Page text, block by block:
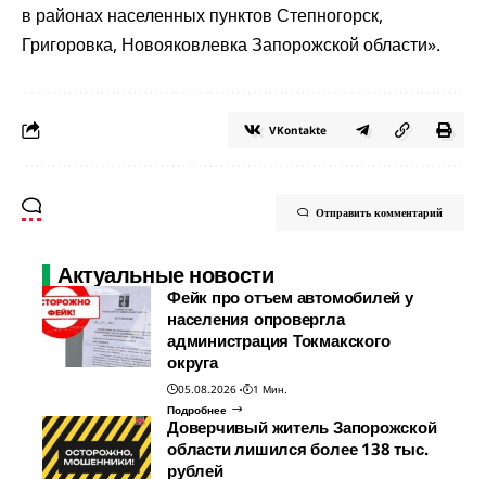
в районах населенных пунктов Степногорск,
Григоровка, Новояковлевка Запорожской области».
VKontakte
Отправить комментарий
Актуальные новости
Фейк про отъем автомобилей у
населения опровергла
администрация Токмакского
округа
05.08.2026
1 Мин.
Подробнее
Доверчивый житель Запорожской
области лишился более 138 тыс.
рублей